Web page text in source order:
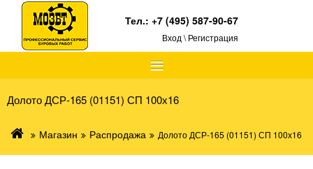
≡
Тел.:+7 (495) 587-90-67
Вход \ Регистрация
Долото ДСР-165 (01151) СП 100х16
Магазин Распродажа Долото ДСР-165 (01151) СП 100х16